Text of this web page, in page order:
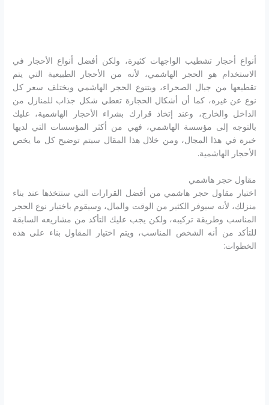
أنواع أحجار تشطيب الواجهات كثيرة، ولكن أفضل أنواع الأحجار في
الاستخدام هو الحجر الهاشمي، لأنه من الأحجار الطبيعية التي يتم
تقطيعها من جبال الصحراء، ويتنوع الحجر الهاشمي ويختلف سعر كل
نوع عن غيره، كما أن أشكال الحجارة تعطي شكل جذاب للمنازل من
الداخل والخارج، وعند إتخاذ قرارك بشراء الأحجار الهاشمية، عليك
بالتوجه إلى مؤسسة الهاشمي، فهي من أكثر المؤسسات التي لديها
خبرة في هذا المجال، ومن خلال هذا المقال سيتم توضيح كل ما يخص
الأحجار الهاشمية.
مقاول حجر هاشمي
اختيار مقاول حجر هاشمي من أفضل القرارات التي ستتخذها عند بناء
منزلك، لأنه سيوفر الكثير من الوقت والمال، وسيقوم باختيار نوع الحجر
المناسب وطريقة تركيبه، ولكن يجب عليك التأكد من مشاريعه السابقة
للتأكد من أنه الشخص المناسب، ويتم اختيار المقاول بناء على هذه
الخطوات: